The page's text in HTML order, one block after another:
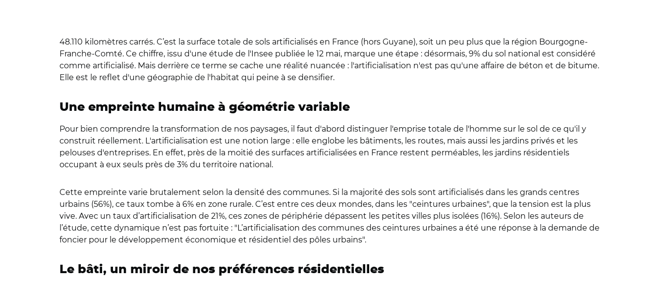
48.110 kilomètres carrés. C’est la surface totale de sols artificialisés en France (hors Guyane), soit un peu plus que la région Bourgogne-
Franche-Comté. Ce chiffre, issu d'une étude de l'Insee publiée le 12 mai, marque une étape : désormais, 9% du sol national est considéré
comme artificialisé. Mais derrière ce terme se cache une réalité nuancée : l'artificialisation n'est pas qu'une affaire de béton et de bitume.
Elle est le reflet d'une géographie de l'habitat qui peine à se densifier.
Une empreinte humaine à géométrie variable
Pour bien comprendre la transformation de nos paysages, il faut d'abord distinguer l'emprise totale de l'homme sur le sol de ce qu'il y
construit réellement. L'artificialisation est une notion large : elle englobe les bâtiments, les routes, mais aussi les jardins privés et les
pelouses d'entreprises. En effet, près de la moitié des surfaces artificialisées en France restent perméables, les jardins résidentiels
occupant à eux seuls près de 3% du territoire national.
Cette empreinte varie brutalement selon la densité des communes. Si la majorité des sols sont artificialisés dans les grands centres
urbains (56%), ce taux tombe à 6% en zone rurale. C’est entre ces deux mondes, dans les "ceintures urbaines", que la tension est la plus
vive. Avec un taux d’artificialisation de 21%, ces zones de périphérie dépassent les petites villes plus isolées (16%). Selon les auteurs de
l’étude, cette dynamique n’est pas fortuite : "L’artificialisation des communes des ceintures urbaines a été une réponse à la demande de
foncier pour le développement économique et résidentiel des pôles urbains".
Le bâti, un miroir de nos préférences résidentielles